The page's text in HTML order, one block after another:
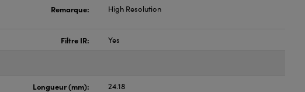
Remarque: High Resolution
Filtre IR: Yes
Longueur (mm): 24.18